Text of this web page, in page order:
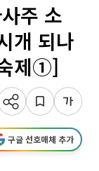
주 소
개 되나
제①]
구글 선호매체 추가